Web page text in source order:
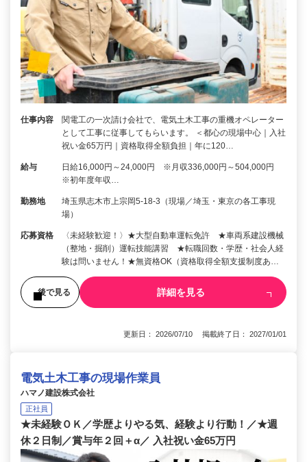
仕事内容
関電工の一次請け会社で、電気土木工事の重機オペレーター
として工事に従事してもらいます。 ＜都心の現場中心｜入社
祝い金65万円｜資格取得全額負担｜年に120…
給与
日給16,000円～24,000円 ※月収336,000円～504,000円
※初年度年収…
勤務地
埼玉県志木市上宗岡5-18-3（現場／埼玉・東京の各工事現
場）
応募資格
〈未経験歓迎！〉★大型自動車運転免許 ★車両系建設機械
（整地・掘削）運転技能講習 ★転職回数・学歴・社会人経
験は問いません！★無資格OK（資格取得全額支援制度あ…
後で見る 詳細を見る
更新日： 2026/07/10 掲載終了日： 2027/01/01
電気土木工事の現場作業員
ハマノ建設株式会社
正社員
★未経験ＯＫ／学歴よりやる気、経験より行動！／★週
休２日制／賞与年２回＋α／ 入社祝い金65万円